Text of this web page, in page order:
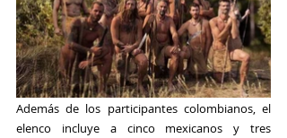
Además de los participantes colombianos, el
elenco incluye a cinco mexicanos y tres